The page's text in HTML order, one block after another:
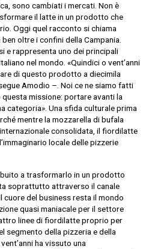
sono cambiati i mercati. Non è
il latte in un prodotto che
Oggi quel racconto si chiama
oltre i confini della Campania.
e rappresenta uno dei principali
nel mondo. «Quindici o vent’anni
di questo prodotto a diecimila
Amodio –. Noi ce ne siamo fatti
missione: portare avanti la
categoria». Una sfida culturale prima
mentre la mozzarella di bufala
consolidata, il fiordilatte
locale delle pizzerie
a trasformarlo in un prodotto
soprattutto attraverso il canale
del business resta il mondo
quasi maniacale per il settore
linee di fiordilatte proprio per
segmento della pizzeria e della
ha vissuto una